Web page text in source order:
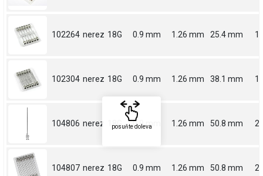
102264 nerez 18G 0.9 mm 1.26 mm 25.4 mm 1
102304 nerez 18G 0.9 mm 1.26 mm 38.1 mm
104806 nerez 18G 0.9 mm 1.26 mm 50.8 mm 2
104807 nerez 18G 0.9 mm 1.26 mm 50.8 mm 2
posuňte doleva